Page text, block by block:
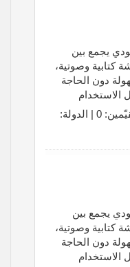
يجمع بين
كتابية وصوتية،
دون الحاجة
يجمع بين
كتابية وصوتية،
دون الحاجة